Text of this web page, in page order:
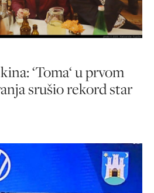
‘Toma‘ u prvom
srušio rekord star